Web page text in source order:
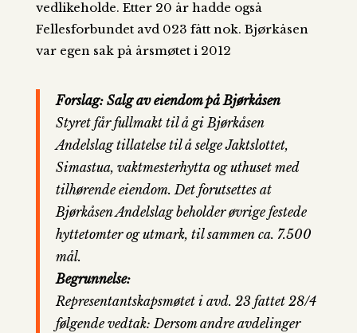
vedlikeholde. Etter 20 år hadde også
Fellesforbundet avd 023 fått nok. Bjørkåsen
var egen sak på årsmøtet i 2012
Forslag: Salg av eiendom på Bjørkåsen
Styret får fullmakt til å gi Bjørkåsen
Andelslag tillatelse til å selge Jaktslottet,
Simastua, vaktmesterhytta og uthuset med
tilhørende eiendom. Det forutsettes at
Bjørkåsen Andelslag beholder øvrige festede
hyttetomter og utmark, til sammen ca. 7.500
mål.
Begrunnelse:
Representantskapsmøtet i avd. 23 fattet 28/4
følgende vedtak: Dersom andre avdelinger